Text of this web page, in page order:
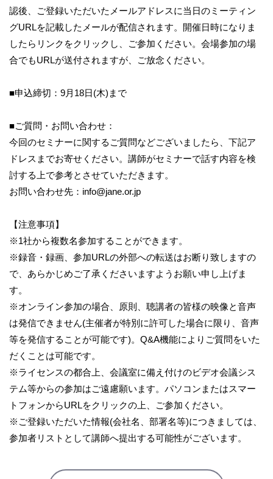
認後、ご登録いただいたメールアドレスに当日のミーティン
グURLを記載したメールが配信されます。開催日時になりま
したらリンクをクリックし、ご参加ください。会場参加の場
合でもURLが送付されますが、ご放念ください。
■申込締切：9月18日(木)まで
■ご質問・お問い合わせ：
今回のセミナーに関するご質問などございましたら、下記ア
ドレスまでお寄せください。講師がセミナーで話す内容を検
討する上で参考とさせていただきます。
お問い合わせ先：info@jane.or.jp
【注意事項】
※1社から複数名参加することができます。
※録音・録画、参加URLの外部への転送はお断り致しますの
で、あらかじめご了承くださいますようお願い申し上げま
す。
※オンライン参加の場合、原則、聴講者の皆様の映像と音声
は発信できません(主催者が特別に許可した場合に限り、音声
等を発信することが可能です)。Q&A機能によりご質問をいた
だくことは可能です。
※ライセンスの都合上、会議室に備え付けのビデオ会議シス
テム等からの参加はご遠慮願います。パソコンまたはスマー
トフォンからURLをクリックの上、ご参加ください。
※ご登録いただいた情報(会社名、部署名等)につきましては、
参加者リストとして講師へ提出する可能性がございます。